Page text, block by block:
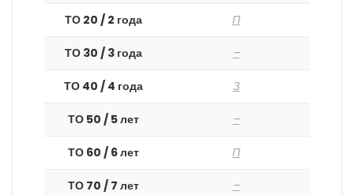
ТО 20 / 2 года П
ТО 30 / 3 года –
ТО 40 / 4 года З
ТО 50 / 5 лет –
ТО 60 / 6 лет П
ТО 70 / 7 лет –